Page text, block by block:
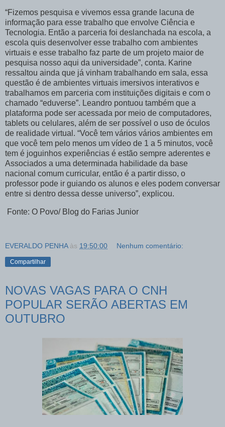
“Fizemos pesquisa e vivemos essa grande lacuna de
informação para esse trabalho que envolve Ciência e
Tecnologia. Então a parceria foi deslanchada na escola, a
escola quis desenvolver esse trabalho com ambientes
virtuais e esse trabalho faz parte de um projeto maior de
pesquisa nosso aqui da universidade”, conta. Karine
ressaltou ainda que já vinham trabalhando em sala, essa
questão é de ambientes virtuais imersivos interativos e
trabalhamos em parceria com instituições digitais e com o
chamado “eduverse”. Leandro pontuou também que a
plataforma pode ser acessada por meio de computadores,
tablets ou celulares, além de ser possível o uso de óculos
de realidade virtual. “Você tem vários vários ambientes em
que você tem pelo menos um vídeo de 1 a 5 minutos, você
tem é joguinhos experiências é estão sempre aderentes e
Associados a uma determinada habilidade da base
nacional comum curricular, então é a partir disso, o
professor pode ir guiando os alunos e eles podem conversar
entre si dentro dessa desse universo”, explicou.
Fonte: O Povo/ Blog do Farias Junior
EVERALDO PENHA às 19:50:00 Nenhum comentário:
Compartilhar
NOVAS VAGAS PARA O CNH
POPULAR SERÃO ABERTAS EM
OUTUBRO